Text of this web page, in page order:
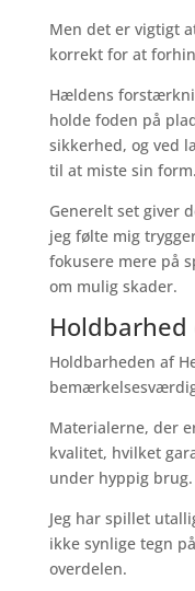
Men det er vigtigt
korrekt for at
Hældens
holde foden på
sikkerhed, og ved
til at miste sin form.
Generelt set giver
jeg følte mig
fokusere mere på
om mulig skader.
Holdbarheden af
Materialerne, der
kvalitet, hvilket
under hyppig brug.
Jeg har spillet
ikke synlige tegn
overdelen.